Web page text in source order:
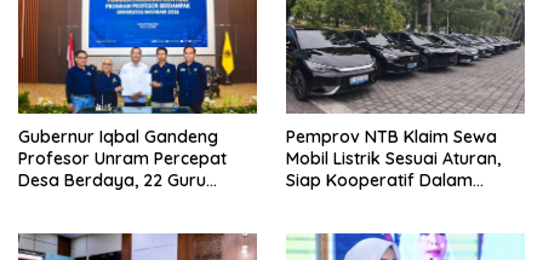
Gubernur Iqbal Gandeng
Profesor Unram Percepat
Desa Berdaya, 22 Guru
Pemprov NTB Klaim Sewa
Mobil Listrik Sesuai Aturan,
Siap Kooperatif Dalam